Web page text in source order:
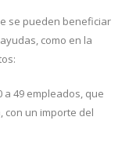
se pueden beneficiar
como en la
a 49 empleados, que
con un importe del